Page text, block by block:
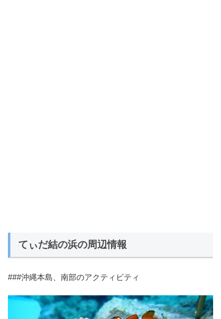
てぃだ結の浜の周辺情報
###沖縄本島、南部のアクティビティ